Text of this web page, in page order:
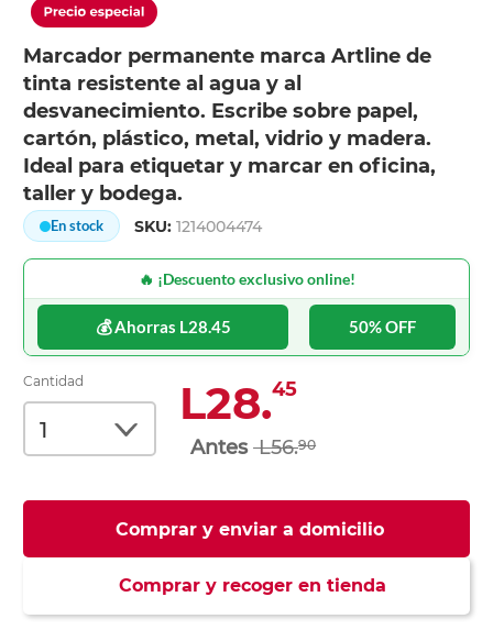
Marcador permanente marca Artline de
tinta resistente al agua y al
desvanecimiento. Escribe sobre papel,
cartón, plástico, metal, vidrio y madera.
Ideal para etiquetar y marcar en oficina,
taller y bodega.
En stock SKU:1214004474
🔥 ¡Descuento exclusivo online!
💰 Ahorras L28.45 50% OFF
Cantidad L28.45
L56.90
Comprar y enviar a domicilio
Comprar y recoger en tienda